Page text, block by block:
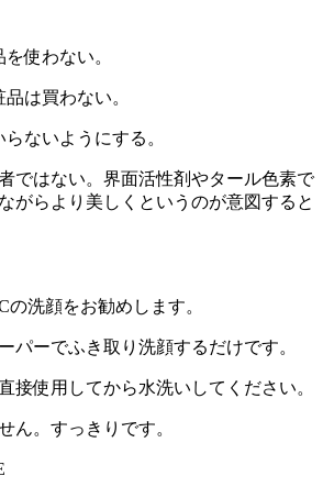
使わない。
は買わない。
ないようにする。
ではない。界面活性剤やタール色素で
がらより美しくというのが意図すると
の洗顔をお勧めします。
パーでふき取り洗顔するだけです。
接使用してから水洗いしてください。
ん。すっきりです。